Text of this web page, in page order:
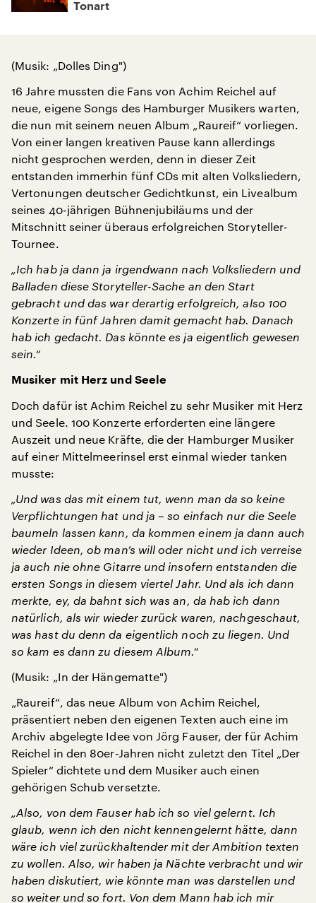
Tonart
(Musik: „Dolles Ding")
16 Jahre mussten die Fans von Achim Reichel auf
neue, eigene Songs des Hamburger Musikers warten,
die nun mit seinem neuen Album „Raureif“ vorliegen.
Von einer langen kreativen Pause kann allerdings
nicht gesprochen werden, denn in dieser Zeit
entstanden immerhin fünf CDs mit alten Volksliedern,
Vertonungen deutscher Gedichtkunst, ein Livealbum
seines 40-jährigen Bühnenjubiläums und der
Mitschnitt seiner überaus erfolgreichen Storyteller-
Tournee.
„Ich hab ja dann ja irgendwann nach Volksliedern und
Balladen diese Storyteller-Sache an den Start
gebracht und das war derartig erfolgreich, also 100
Konzerte in fünf Jahren damit gemacht hab. Danach
hab ich gedacht. Das könnte es ja eigentlich gewesen
sein.“
Musiker mit Herz und Seele
Doch dafür ist Achim Reichel zu sehr Musiker mit Herz
und Seele. 100 Konzerte erforderten eine längere
Auszeit und neue Kräfte, die der Hamburger Musiker
auf einer Mittelmeerinsel erst einmal wieder tanken
musste:
„Und was das mit einem tut, wenn man da so keine
Verpflichtungen hat und ja – so einfach nur die Seele
baumeln lassen kann, da kommen einem ja dann auch
wieder Ideen, ob man’s will oder nicht und ich verreise
ja auch nie ohne Gitarre und insofern entstanden die
ersten Songs in diesem viertel Jahr. Und als ich dann
merkte, ey, da bahnt sich was an, da hab ich dann
natürlich, als wir wieder zurück waren, nachgeschaut,
was hast du denn da eigentlich noch zu liegen. Und
so kam es dann zu diesem Album.“
(Musik: „In der Hängematte")
„Raureif“, das neue Album von Achim Reichel,
präsentiert neben den eigenen Texten auch eine im
Archiv abgelegte Idee von Jörg Fauser, der für Achim
Reichel in den 80er-Jahren nicht zuletzt den Titel „Der
Spieler“ dichtete und dem Musiker auch einen
gehörigen Schub versetzte.
„Also, von dem Fauser hab ich so viel gelernt. Ich
glaub, wenn ich den nicht kennengelernt hätte, dann
wäre ich viel zurückhaltender mit der Ambition texten
zu wollen. Also, wir haben ja Nächte verbracht und wir
haben diskutiert, wie könnte man was darstellen und
so weiter und so fort. Von dem Mann hab ich mir